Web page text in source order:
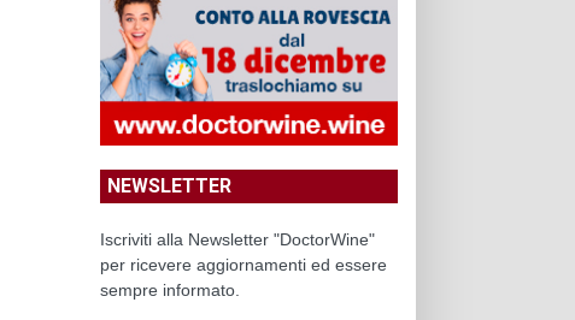
NEWSLETTER
Iscriviti alla Newsletter "DoctorWine"
per ricevere aggiornamenti ed essere
sempre informato.